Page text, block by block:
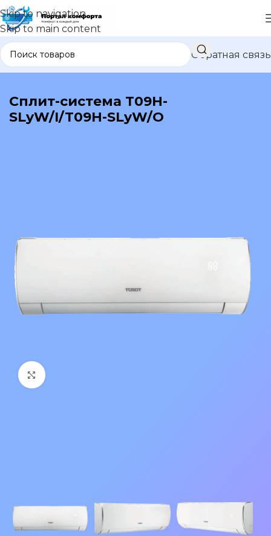
Skip to navigation
Skip to main content
Обратная связь
В каталог
Сплит-система T09H-
SLyW/I/T09H-SLyW/O
Нажмите, чтобы увеличить изображение